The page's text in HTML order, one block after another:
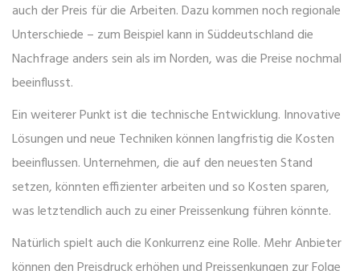
auch der Preis für die Arbeiten. Dazu kommen noch regionale
Unterschiede – zum Beispiel kann in Süddeutschland die
Nachfrage anders sein als im Norden, was die Preise nochmal
beeinflusst.
Ein weiterer Punkt ist die technische Entwicklung. Innovative
Lösungen und neue Techniken können langfristig die Kosten
beeinflussen. Unternehmen, die auf den neuesten Stand
setzen, könnten effizienter arbeiten und so Kosten sparen,
was letztendlich auch zu einer Preissenkung führen könnte.
Natürlich spielt auch die Konkurrenz eine Rolle. Mehr Anbieter